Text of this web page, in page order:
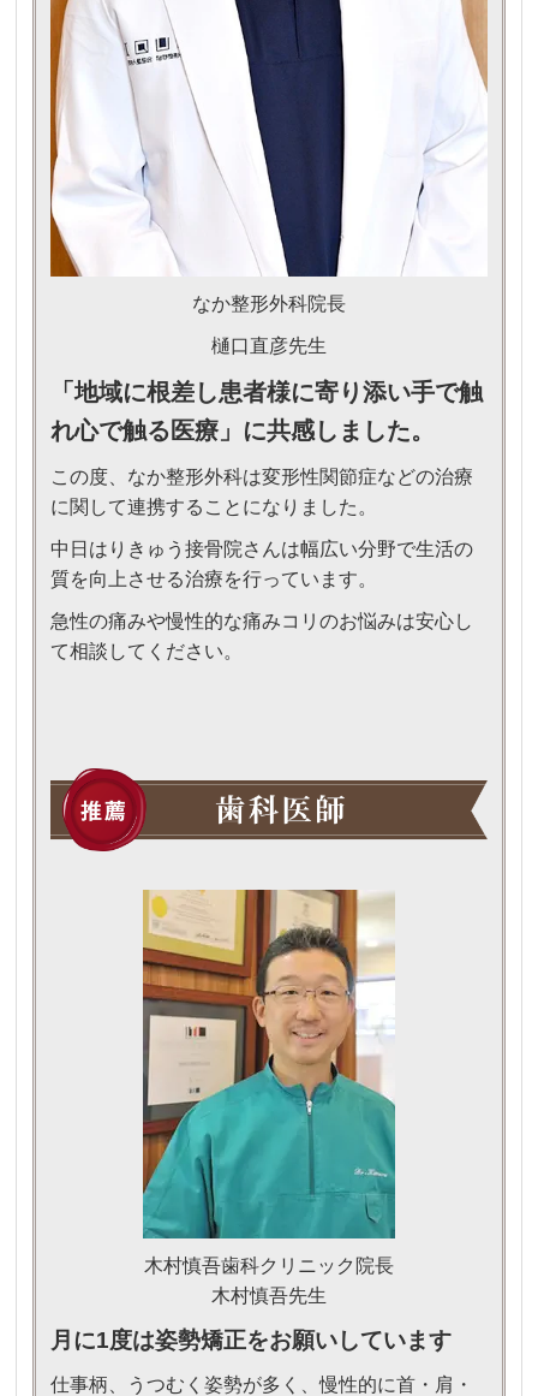
なか整形外科院長
樋口直彦先生
「地域に根差し患者様に寄り添い手で触
れ心で触る医療」に共感しました。
この度、なか整形外科は変形性関節症などの治療
に関して連携することになりました。
中日はりきゅう接骨院さんは幅広い分野で生活の
質を向上させる治療を行っています。
急性の痛みや慢性的な痛みコリのお悩みは安心し
て相談してください。
木村慎吾歯科クリニック院長
木村慎吾先生
月に1度は姿勢矯正をお願いしています
仕事柄、うつむく姿勢が多く、慢性的に首・肩・